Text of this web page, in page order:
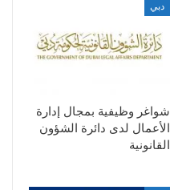
دبي
شواغر وظيفية بمجال إدارة
الأعمال لدى دائرة الشؤون
القانونية